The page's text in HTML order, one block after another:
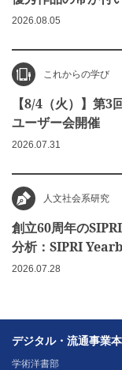
2026.08.05
これからの学び
【8/4（火）】第
ユーザー会開催
2026.07.31
人文社会系研究
創立60周年の
分析：SIPRI
2026.07.28
デジタル・流通事業
学術洋書部